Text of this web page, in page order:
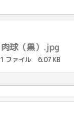
肉球（黒）.jpg
1 ファイル 6.07 KB